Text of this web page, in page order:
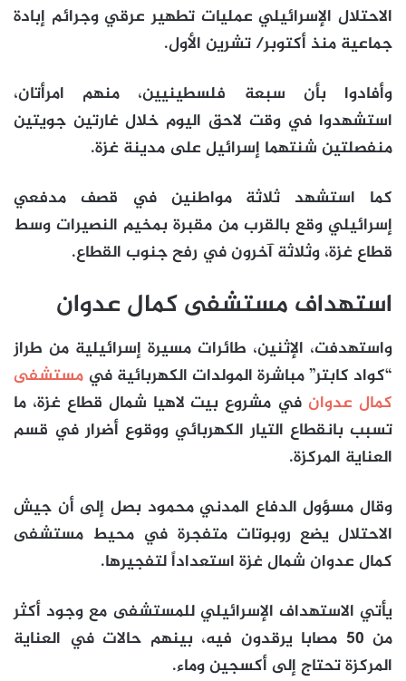
الاحتلال الإسرائيلي عمليات تطهير عرقي وجرائم إبادة
جماعية منذ أكتوبر/ تشرين الأول.
وأفادوا بأن سبعة فلسطينيين، منهم امرأتان،
استشهدوا في وقت لاحق اليوم خلال غارتين جويتين
منفصلتين شنتهما إسرائيل على مدينة غزة.
كما استشهد ثلاثة مواطنين في قصف مدفعي
إسرائيلي وقع بالقرب من مقبرة بمخيم النصيرات وسط
قطاع غزة، وثلاثة آخرون في رفح جنوب القطاع.
استهداف مستشفى كمال عدوان
واستهدفت، الإثنين، طائرات مسيرة إسرائيلية من طراز
“كواد كابتر” مباشرة المولدات الكهربائية في مستشفى
كمال عدوانفي مشروع بيت لاهيا شمال قطاع غزة، ما
تسبب بانقطاع التيار الكهربائي ووقوع أضرار في قسم
العناية المركزة.
وقال مسؤول الدفاع المدني محمود بصل إلى أن جيش
الاحتلال يضع روبوتات متفجرة في محيط مستشفى
كمال عدوان شمال غزة استعداداً لتفجيرها.
يأتي الاستهداف الإسرائيلي للمستشفى مع وجود أكثر
من 50 مصابا يرقدون فيه، بينهم حالات في العناية
المركزة تحتاج إلى أكسجين وماء.